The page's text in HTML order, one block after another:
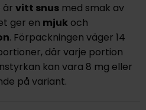
är vitt snusmed smak av
ger en mjukoch
. Förpackningen väger 14
där varje portion
kan vara 8 mg eller
på variant.